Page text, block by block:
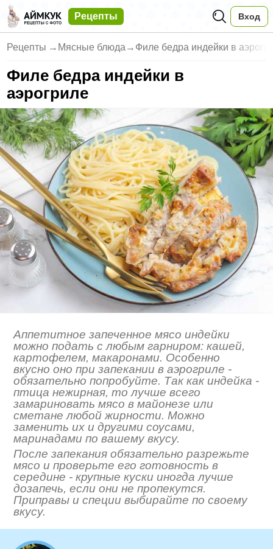
Рецепты Вход
Рецепты → Мясные блюда → Филе бедра индейки в
Филе бедра индейки в
аэрогриле
Аппетитное запеченное мясо индейки
можно подать с любым гарниром: кашей,
картофелем, макаронами. Особенно
вкусно оно при запекании в аэрогриле -
обязательно попробуйте. Так как индейка -
птица нежирная, то лучше всего
замариновать мясо в майонезе или
сметане любой жирности. Можно
заменить их и другими соусами,
маринадами по вашему вкусу.
После запекания обязательно разрежьте
мясо и проверьте его готовность в
середине - крупные куски иногда лучше
дозапечь, если они не пропекутся.
Приправы и специи выбирайте по своему
вкусу.